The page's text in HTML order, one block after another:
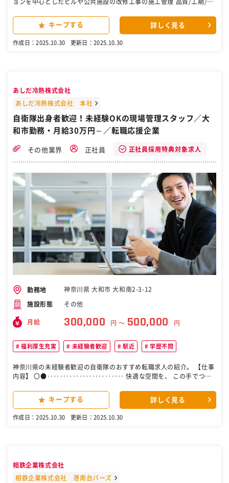
ョンを中心としたビルや公共施設の改修工事の施工管理 品質/工期/予
当いただきます。 【担当エリア】 神奈川県を中心に、一部多摩市など
を含む南関東エリアに特化。 ★転勤なし★直行直帰OK！ 【工期】 1
り、強固な安定基盤の中でありながら、小規模の組織で裁量権をもっ
を担っており、企業としての安定性◎ 充実の資格手当★1級建築施工
管理技士100,000円/月など★合格祝い金もございます！手に職をつけ
アップされたい方大歓迎！ ［自衛隊・転職・求人］
キープする 詳しく見る
作成日：2025.10.30 更新日：2025.10.30
あしだ冷熱株式会社
あしだ冷熱株式会社 本社
自衛隊出身者歓迎！未経験OKの現場管理スタッフ／大
和市勤務・月給30万円～／転職応援企業
その他業界 正社員 正社員採用特典対象求人
勤務地 神奈川県 大和市 大和南2-3-12
施設形態 その他
月給 300,000 円 〜 500,000 円
福利厚生充実 未経験者歓迎 駅近 学歴不問
神奈川県の未経験者歓迎の自衛隊のおすすめ転職求人の紹介。 【仕事
内容】 〇●‥‥‥‥‥‥‥‥‥‥‥‥ 快適な空間を、 この手でつく
のPOINT………………………… ☑未経験・ブランクOK ☑実働7.5時間
で働きやすい ☑昇給あり＆賞与あり ☑福利厚生が充実
設備工事における 手配や管理をお任せします！ ・コンビニ規模の給排
給査定あり。 さらに、年齢や経歴にかかわらず やる気や能力、勤務態
度などを評価し 随時昇給を実施しています！ ●特徴02｜健康第一で
キープする 詳しく見る
作成日：2025.10.30 更新日：2025.10.30
相鉄企業株式会社
相鉄企業株式会社 港南台バーズ